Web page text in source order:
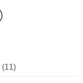
(11)